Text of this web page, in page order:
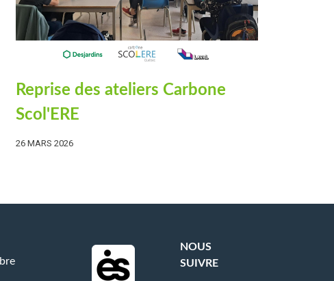
Reprise des ateliers Carbone
Scol'ERE
26 MARS 2026
NOUS
SUIVRE